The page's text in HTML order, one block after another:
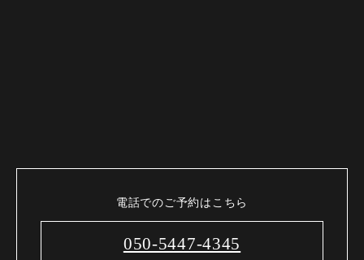
電話でのご予約はこちら
050-5447-4345